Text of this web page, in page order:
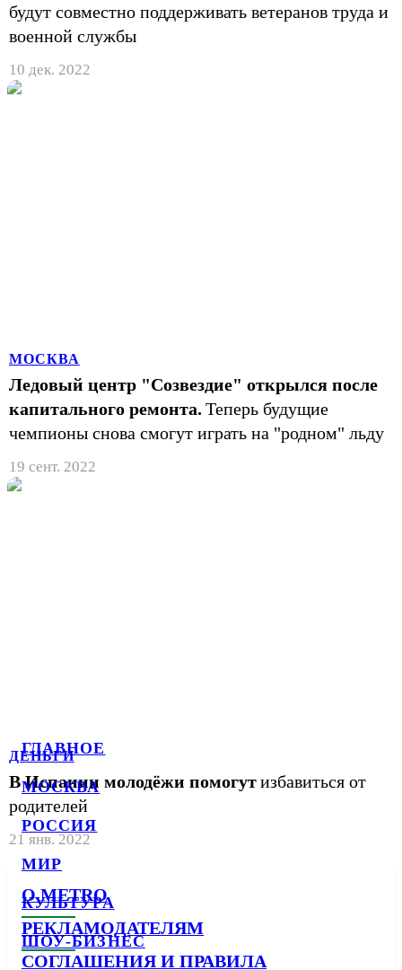
ГЛАВНОЕ
МОСКВА
РОССИЯ
МИР
КУЛЬТУРА
ШОУ-БИЗНЕС
будут совместно поддерживать ветеранов труда и
военной службы
10 дек. 2022
МОСКВА
Ледовый центр "Созвездие" открылся после
капитального ремонта. Теперь будущие
чемпионы снова смогут играть на "родном" льду
19 сент. 2022
ДЕНЬГИ
В Испании молодёжи помогутизбавиться от
родителей
21 янв. 2022
О METRO
РЕКЛАМОДАТЕЛЯМ
СОГЛАШЕНИЯ И ПРАВИЛА